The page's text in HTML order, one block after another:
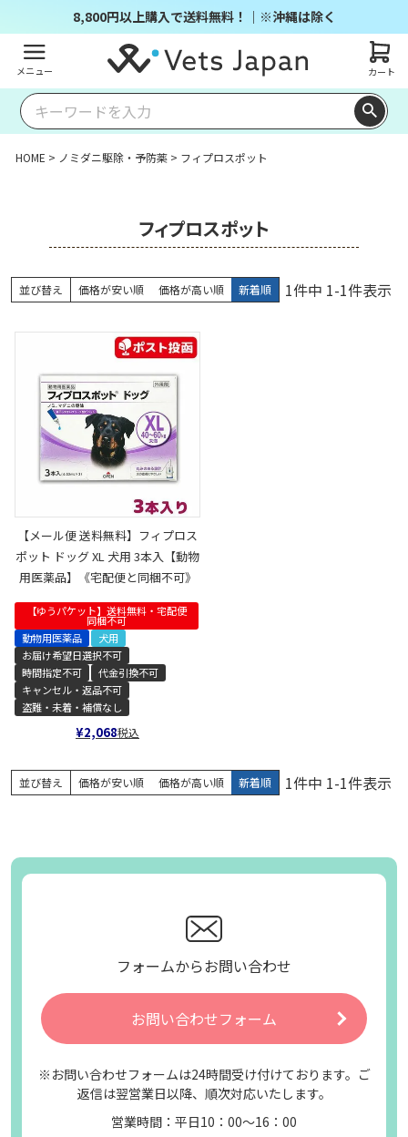
8,800円以上購入で送料無料！｜※沖縄は除く
メニュー カート
HOME ノミダニ駆除・予防薬 フィプロスポット
フィプロスポット
並び替え 価格が安い順 価格が高い順 新着順 1件中 1-1件表示
【メール便 送料無料】フィプロス
ポット ドッグ XL 犬用 3本入【動物
用医薬品】《宅配便と同梱不可》
【ゆうパケット】送料無料・宅配便
同梱不可
動物用医薬品
犬用
お届け希望日選択不可
時間指定不可
代金引換不可
キャンセル・返品不可
盗難・未着・補償なし
¥2,068税込
並び替え 価格が安い順 価格が高い順 新着順 1件中 1-1件表示
フォームからお問い合わせ
お問い合わせフォーム
※お問い合わせフォームは24時間受け付けております。ご
返信は翌営業日以降、順次対応いたします。
営業時間：平日10：00～16：00